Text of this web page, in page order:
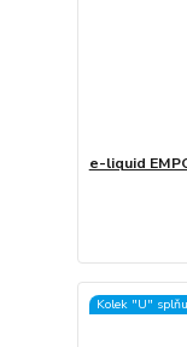
e-liquid
Kolek "U"